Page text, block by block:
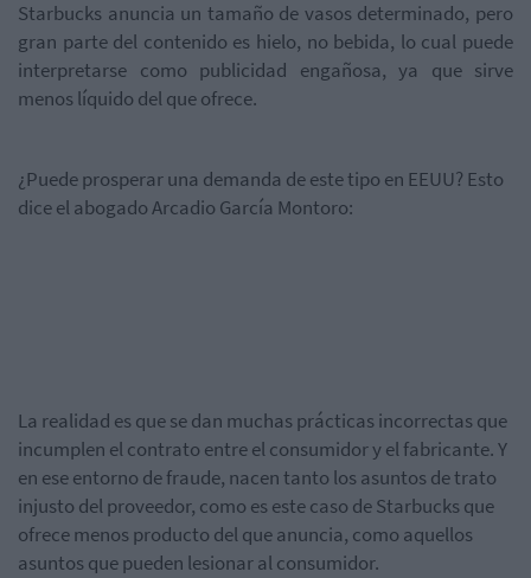
Starbucks anuncia un tamaño de vasos determinado, pero
gran parte del contenido es hielo, no bebida, lo cual puede
interpretarse como publicidad engañosa, ya que sirve
menos líquido del que ofrece.
¿Puede prosperar una demanda de este tipo en EEUU? Esto
dice el abogado Arcadio García Montoro:
La realidad es que se dan muchas prácticas incorrectas que
incumplen el contrato entre el consumidor y el fabricante. Y
en ese entorno de fraude, nacen tanto los asuntos de trato
injusto del proveedor, como es este caso de Starbucks que
ofrece menos producto del que anuncia, como aquellos
asuntos que pueden lesionar al consumidor.